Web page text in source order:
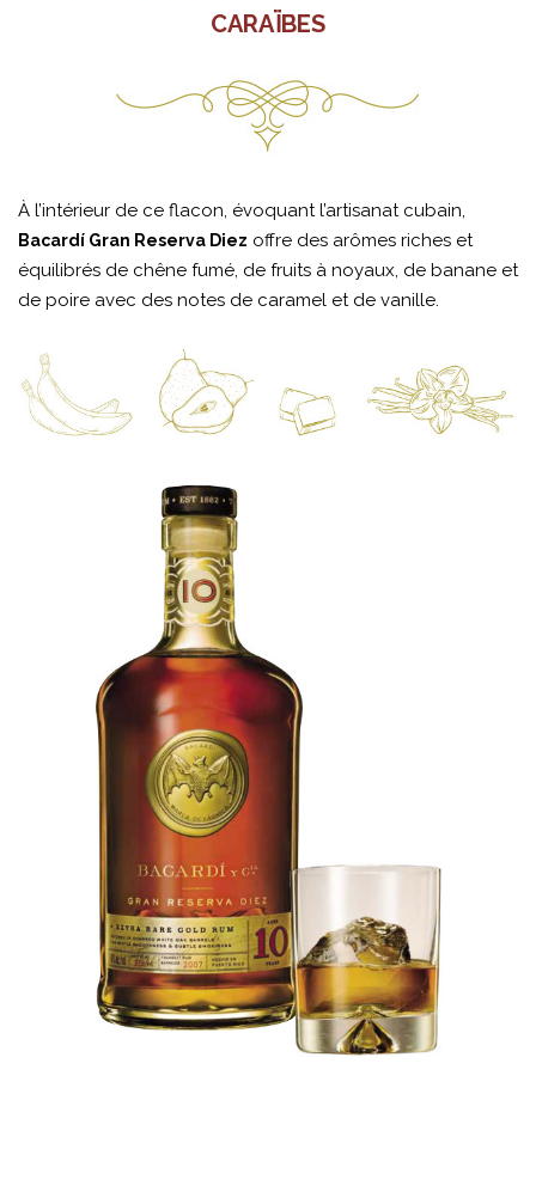
CARAÏBES
À l’intérieur de ce flacon, évoquant l’artisanat cubain,
Bacardí Gran Reserva Diez offre des arômes riches et
équilibrés de chêne fumé, de fruits à noyaux, de banane et
de poire avec des notes de caramel et de vanille.